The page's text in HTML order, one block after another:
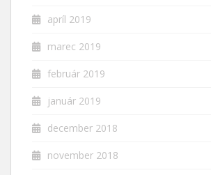
apríl 2019
marec 2019
február 2019
január 2019
december 2018
november 2018